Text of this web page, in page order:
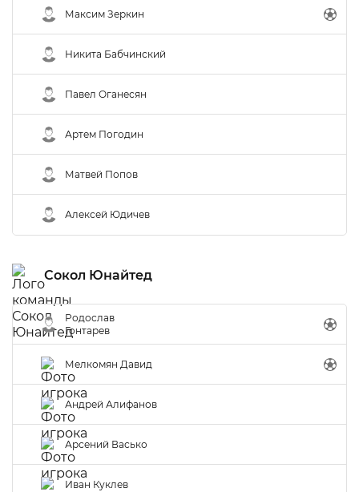
Максим Зеркин
Никита Бабчинский
Павел Оганесян
Артем Погодин
Матвей Попов
Алексей Юдичев
Сокол Юнайтед
Родослав
Гонтарев
Мелкомян Давид
Андрей Алифанов
Арсений Васько
Иван Куклев